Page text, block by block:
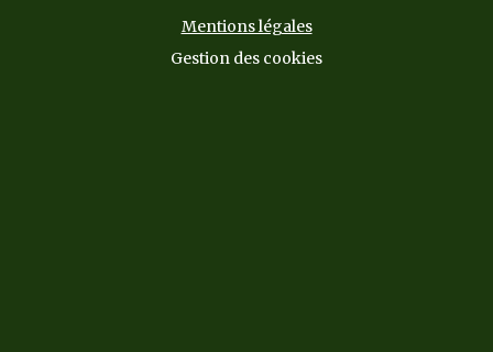
Mentions légales
Gestion des cookies